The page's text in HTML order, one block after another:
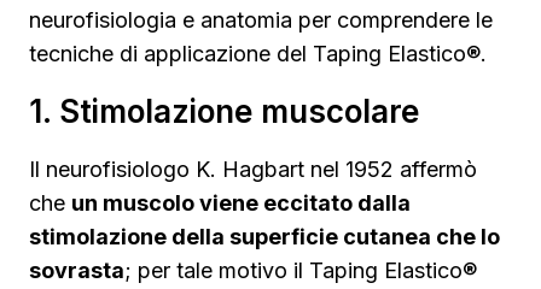
neurofisiologia e anatomia per comprendere le
tecniche di applicazione del Taping Elastico®.
1. Stimolazione muscolare
Il neurofisiologo K. Hagbart nel 1952 affermò
che un muscolo viene eccitato dalla
stimolazione della superficie cutanea che lo
sovrasta; per tale motivo il Taping Elastico®